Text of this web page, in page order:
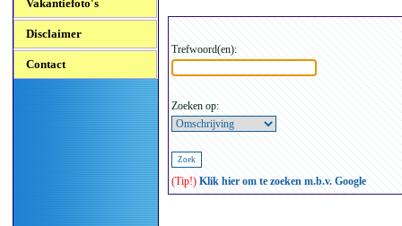
Vakantiefoto's
Disclaimer
Contact
Trefwoord(en):
Zoeken op:
(Tip!) Klik hier om te zoeken m.b.v. Google